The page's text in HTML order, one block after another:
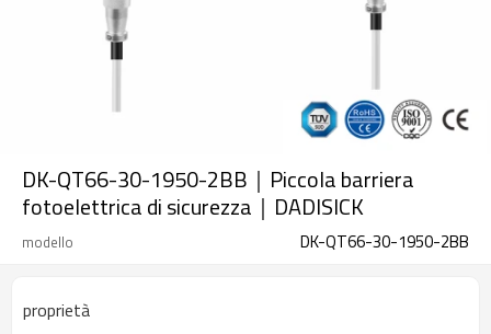
DK-QT66-30-1950-2BB｜Piccola barriera
fotoelettrica di sicurezza｜DADISICK
modello DK-QT66-30-1950-2BB
proprietà